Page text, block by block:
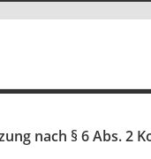
nach § 6 Abs. 2